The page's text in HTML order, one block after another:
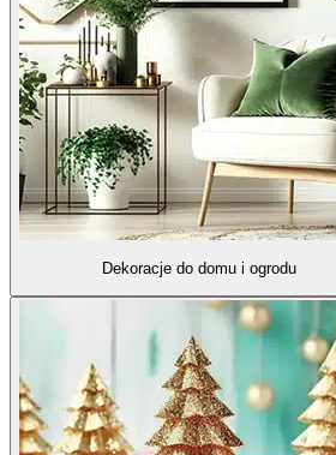
Dekoracje do domu i ogrodu